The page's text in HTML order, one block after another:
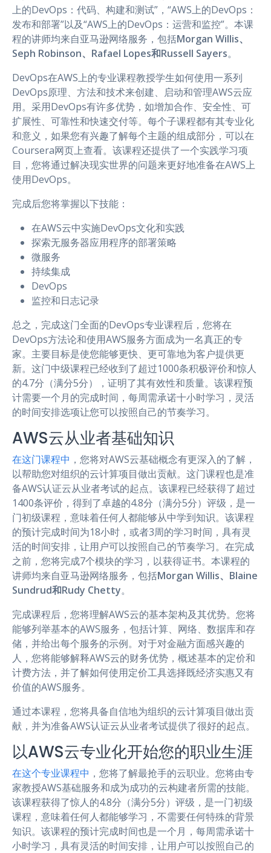
上的DevOps：代码、构建和测试”，“AWS上的DevOps：
发布和部署”以及“AWS上的DevOps：运营和监控”。本课
程的讲师均来自亚马逊网络服务，包括Morgan Willis、
Seph Robinson、Rafael Lopes和Russell Sayers。
DevOps在AWS上的专业课程教授学生如何使用一系列
DevOps原理、方法和技术来创建、启动和管理AWS云应
用。采用DevOps有许多优势，如增加合作、安全性、可
扩展性、可靠性和快速交付等。每个子课程都有其专业化
和意义，如果您有兴趣了解每个主题的组成部分，可以在
Coursera网页上查看。该课程还提供了一个实践学习项
目，您将通过解决现实世界的问题来更好地准备在AWS上
使用DevOps。
完成后您将掌握以下技能：
在AWS云中实施DevOps文化和实践
探索无服务器应用程序的部署策略
微服务
持续集成
DevOps
监控和日志记录
总之，完成这门全面的DevOps专业课程后，您将在
DevOps方法论和使用AWS服务方面成为一名真正的专
家。主要目标是使您能够更快、更可靠地为客户提供更
新。这门中级课程已经收到了超过1000条积极评价和惊人
的4.7分（满分5分），证明了其有效性和质量。该课程预
计需要一个月的完成时间，每周需承诺十小时学习，灵活
的时间安排选项让您可以按照自己的节奏学习。
AWS云从业者基础知识
在这门课程中 ，您将对AWS云基础概念有更深入的了解，
以帮助您对组织的云计算项目做出贡献。这门课程也是准
备AWS认证云从业者考试的起点。该课程已经获得了超过
1400条评价，得到了卓越的4.8分（满分5分）评级，是一
门初级课程，意味着任何人都能够从中学到知识。该课程
的预计完成时间为18小时，或者3周的学习时间，具有灵
活的时间安排，让用户可以按照自己的节奏学习。在完成
之前，您将完成7个模块的学习，以获得证书。本课程的
讲师均来自亚马逊网络服务，包括Morgan Willis、Blaine
Sundrud和Rudy Chetty。
完成课程后，您将理解AWS云的基本架构及其优势。您将
能够列举基本的AWS服务，包括计算、网络、数据库和存
储，并给出每个服务的示例。对于对金融方面感兴趣的
人，您将能够解释AWS云的财务优势，概述基本的定价和
计费方法，并了解如何使用定价工具选择既经济实惠又有
价值的AWS服务。
通过本课程，您将具备自信地为组织的云计算项目做出贡
献，并为准备AWS认证云从业者考试提供了很好的起点。
以AWS云专业化开始您的职业生涯
在这个专业课程中 ，您将了解最抢手的云职业。您将由专
家教授AWS基础服务和成为成功的云构建者所需的技能。
该课程获得了惊人的4.8分（满分5分）评级，是一门初级
课程，意味着任何人都能够学习，不需要任何特殊的背景
知识。该课程的预计完成时间也是一个月，每周需承诺十
小时学习，具有灵活的时间安排，让用户可以按照自己的